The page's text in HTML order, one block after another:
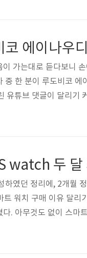
에이나우디
가는대로 듣다보니
중 한 분이 루도비코
유튜브 댓글이 달리기
마음이 가는대로 의
watch 두 달
하였던 정리에, 2개월
워치 구매 이유 달리
. 아무것도 없이 스마
라는 개념으로 전자기